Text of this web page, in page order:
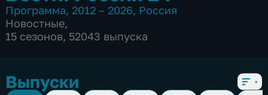
Программа, 2012 – 2026, Россия
Новостные,
15 сезонов, 52043 выпуска
Выпуски